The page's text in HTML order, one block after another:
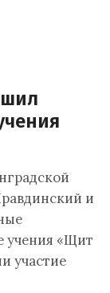
и
учения «Щит
участие